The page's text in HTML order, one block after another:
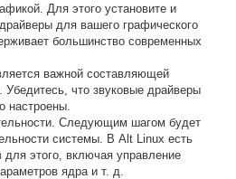
Для этого установите и
для вашего графического
большинство современных
важной составляющей
Убедитесь, что звуковые драйверы
настроены.
Следующим шагом будет
системы. В Alt Linux есть
для этого, включая управление
ядра и т. д.